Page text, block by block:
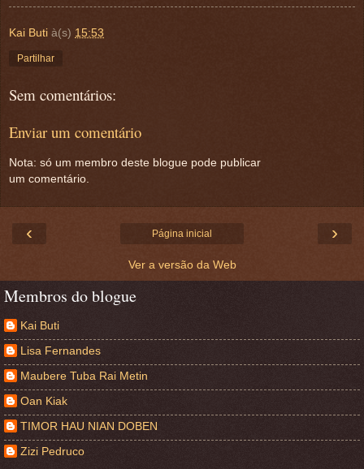
Kai Buti à(s) 15:53
Partilhar
Sem comentários:
Enviar um comentário
Nota: só um membro deste blogue pode publicar
um comentário.
‹ ›
Página inicial
Ver a versão da Web
Membros do blogue
Kai Buti
Lisa Fernandes
Maubere Tuba Rai Metin
Oan Kiak
TIMOR HAU NIAN DOBEN
Zizi Pedruco